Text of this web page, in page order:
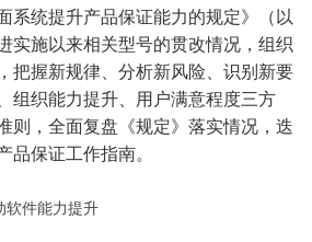
系统提升产品保证能力的规定》（以
实施以来相关型号的贯改情况，组织
把握新规律、分析新风险、识别新要
组织能力提升、用户满意程度三方
则，全面复盘《规定》落实情况，迭
品保证工作指南。
软件能力提升